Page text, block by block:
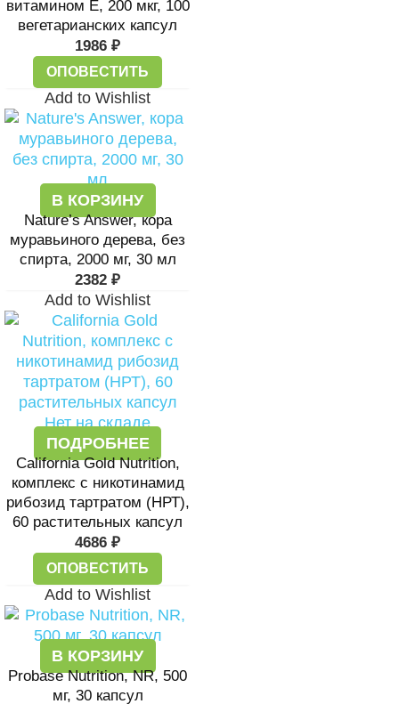
витамином E, 200 мкг, 100
вегетарианских капсул
1986 ₽
ОПОВЕСТИТЬ
Add to Wishlist
В КОРЗИНУ
Nature’s Answer, кора
муравьиного дерева, без
спирта, 2000 мг, 30 мл
2382 ₽
Add to Wishlist
Нет на складе
ПОДРОБНЕЕ
California Gold Nutrition,
комплекс с никотинамид
рибозид тартратом (НРТ),
60 растительных капсул
4686 ₽
ОПОВЕСТИТЬ
Add to Wishlist
В КОРЗИНУ
Probase Nutrition, NR, 500
мг, 30 капсул